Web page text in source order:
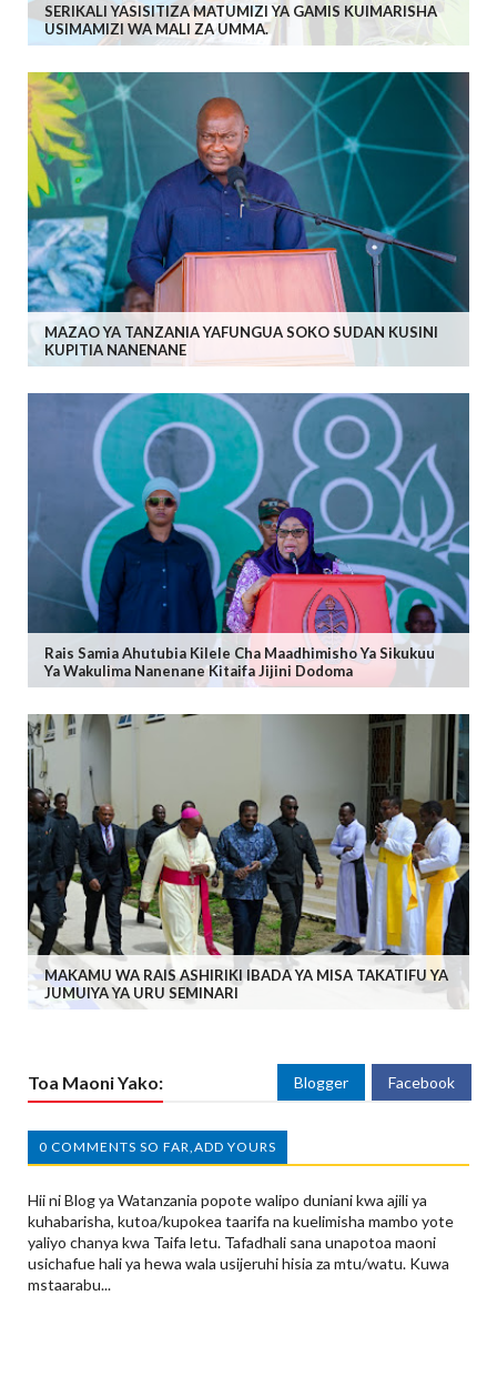
SERIKALI YASISITIZA MATUMIZI YA GAMIS KUIMARISHA
USIMAMIZI WA MALI ZA UMMA.
MAZAO YA TANZANIA YAFUNGUA SOKO SUDAN KUSINI
KUPITIA NANENANE
Rais Samia Ahutubia Kilele Cha Maadhimisho Ya Sikukuu
Ya Wakulima Nanenane Kitaifa Jijini Dodoma
MAKAMU WA RAIS ASHIRIKI IBADA YA MISA TAKATIFU YA
JUMUIYA YA URU SEMINARI
Toa Maoni Yako: Blogger Facebook
0 COMMENTS SO FAR,ADD YOURS
Hii ni Blog ya Watanzania popote walipo duniani kwa ajili ya
kuhabarisha, kutoa/kupokea taarifa na kuelimisha mambo yote
yaliyo chanya kwa Taifa letu. Tafadhali sana unapotoa maoni
usichafue hali ya hewa wala usijeruhi hisia za mtu/watu. Kuwa
mstaarabu...